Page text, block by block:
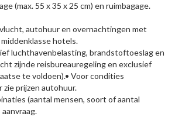
(max. 55 x 35 x 25 cm) en ruimbagage.
autohuur en overnachtingen met
hotels.
luchthavenbelasting, brandstoftoeslag en
zijnde reisbureauregeling en exclusief
te voldoen).• Voor condities
prijzen autohuur.
(aantal mensen, soort of aantal